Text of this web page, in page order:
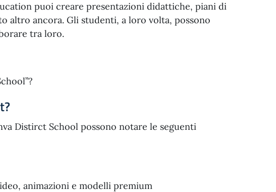
puoi creare presentazioni didattiche, piani di
altro ancora. Gli studenti, a loro volta, possono
tra loro.
Distirct School possono notare le seguenti
animazioni e modelli premium